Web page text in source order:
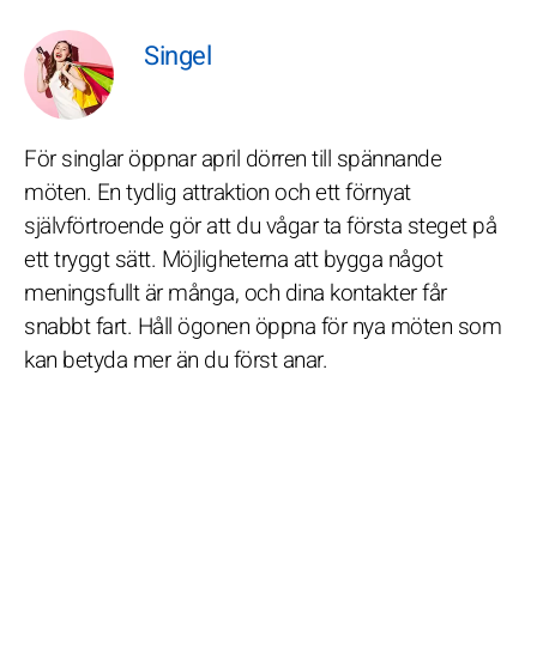
Singel
För singlar öppnar april dörren till spännande
möten. En tydlig attraktion och ett förnyat
självförtroende gör att du vågar ta första steget på
ett tryggt sätt. Möjligheterna att bygga något
meningsfullt är många, och dina kontakter får
snabbt fart. Håll ögonen öppna för nya möten som
kan betyda mer än du först anar.